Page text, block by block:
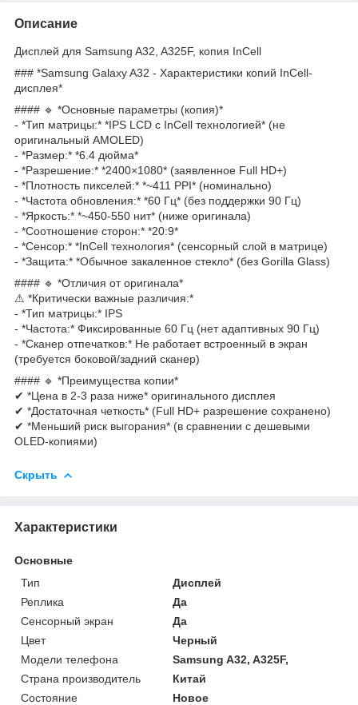
Описание
Дисплей для Samsung A32, A325F, копия InCell
### *Samsung Galaxy A32 - Характеристики копий InCell-
дисплея*
#### 🔹 *Основные параметры (копия)*
- *Тип матрицы:* *IPS LCD с InCell технологией* (не
оригинальный AMOLED)
- *Размер:* *6.4 дюйма*
- *Разрешение:* *2400×1080* (заявленное Full HD+)
- *Плотность пикселей:* *~411 PPI* (номинально)
- *Частота обновления:* *60 Гц* (без поддержки 90 Гц)
- *Яркость:* *~450-550 нит* (ниже оригинала)
- *Соотношение сторон:* *20:9*
- *Сенсор:* *InCell технология* (сенсорный слой в матрице)
- *Защита:* *Обычное закаленное стекло* (без Gorilla Glass)
#### 🔹 *Отличия от оригинала*
⚠ *Критически важные различия:*
- *Тип матрицы:* IPS
- *Частота:* Фиксированные 60 Гц (нет адаптивных 90 Гц)
- *Сканер отпечатков:* Не работает встроенный в экран
(требуется боковой/задний сканер)
#### 🔹 *Преимущества копии*
✔ *Цена в 2-3 раза ниже* оригинального дисплея
✔ *Достаточная четкость* (Full HD+ разрешение сохранено)
✔ *Меньший риск выгорания* (в сравнении с дешевыми
OLED-копиями)
Скрыть
Характеристики
Основные
Тип
Дисплей
Реплика
Да
Сенсорный экран
Да
Цвет
Черный
Модели телефона
Samsung A32, A325F,
Страна производитель
Китай
Состояние
Новое